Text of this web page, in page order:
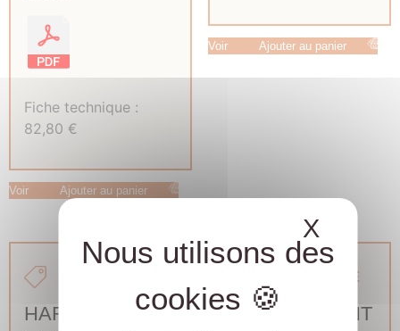
X
Fiche technique :
82,80 €
Voir Ajouter au panier
Voir Ajouter au panier
HARCÈLEMENT
À LA CARTE
HARCÈLEMENT